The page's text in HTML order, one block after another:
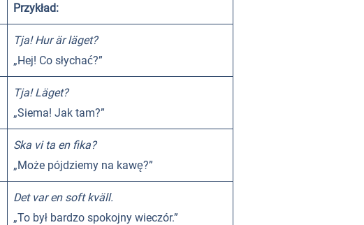
Przykład:
Tja! Hur är läget?
„Hej! Co słychać?”
Tja! Läget?
„Siema! Jak tam?”
Ska vi ta en fika?
„Może pójdziemy na kawę?”
Det var en soft kväll.
„To był bardzo spokojny wieczór.”